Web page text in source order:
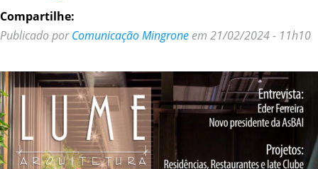
Compartilhe:
Publicado porComunicação Mingrone em 21/02/2024 - 11h10